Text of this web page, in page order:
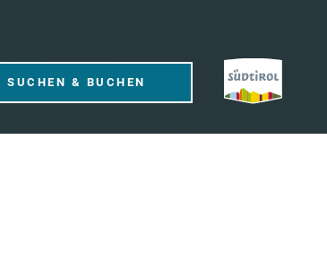
SUCHEN & BUCHEN